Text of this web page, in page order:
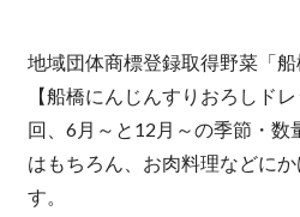
地域団体商標登録取得野菜「
【船橋にんじんすりおろしド
回、6月～と12月～の季節・数
はもちろん、お肉料理などに
す。